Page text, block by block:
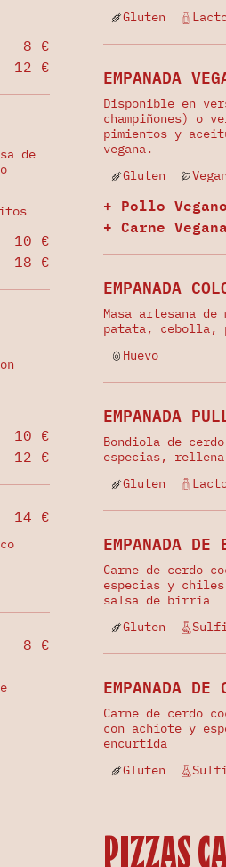
8 €
12 €
de
10 €
18 €
10 €
12 €
14 €
8 €
Gluten
EMPANADA
Disponible en
champiñones) o
pimientos y
vegana.
+ Pollo Vegano
+ Carne Vegana
Gluten
EMPANADA
Masa artesana
patata, cebolla,
Huevo
EMPANADA
Bondiola de
especias,
Gluten
EMPANADA
Carne de cerdo
especias y chiles
salsa de birria
Gluten
EMPANADA DE
Carne de cerdo
con achiote y
encurtida
Gluten
Pizzas